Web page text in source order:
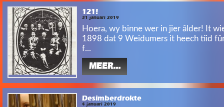
121!
31 januari 2019
Hoera, wy binne wer in jier âlder! It
1898 dat 9 Weidumers it heech tiid
f...
MEER...
Desimberdrokte
4 januari 2019